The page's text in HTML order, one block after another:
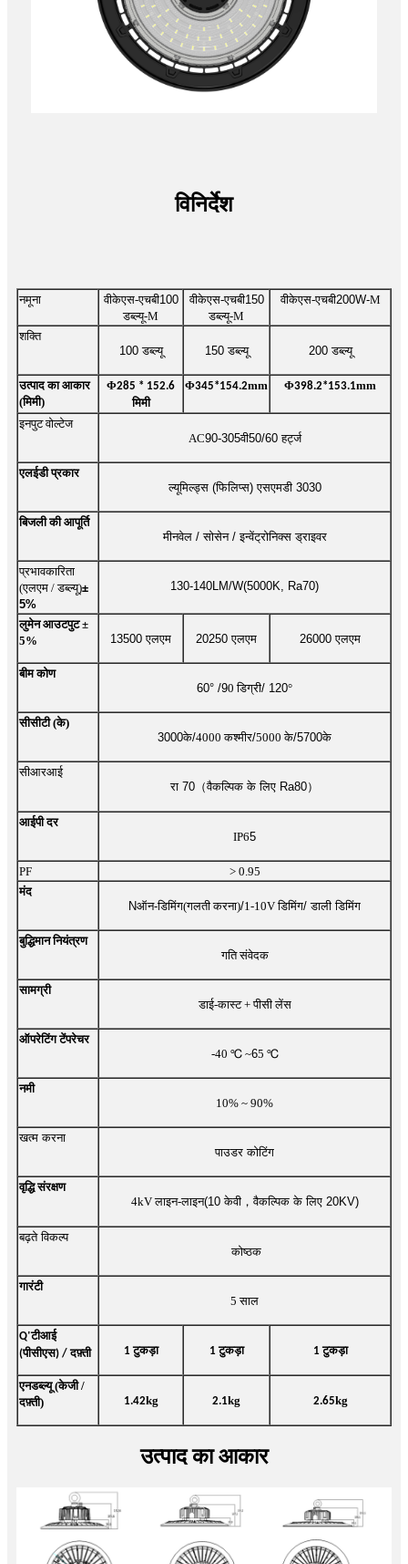
विनिर्देश
नमूना वीकेएस-एचबी100
डब्ल्यू-M
वीकेएस-एचबी150
डब्ल्यू-M
वीकेएस-एचबी200W-M
शक्ति
100 डब्ल्यू
150 डब्ल्यू 200 डब्ल्यू
उत्पाद का आकार
(मिमी)
Φ285 * 152.6
मिमी
Φ345*154.2mm Φ398.2*153.1mm
इनपुट वोल्टेज
AC90-305वी50/60 हर्ट्ज
एलईडी प्रकार
ल्यूमिल्ड्स (फिलिप्स) एसएमडी 3030
बिजली की आपूर्ति
मीनवेल / सोसेन / इन्वेंट्रोनिक्स ड्राइवर
प्रभावकारिता
(एलएम / डब्ल्यू)±
5%
130-140LM/W(5000K, Ra70)
लुमेन आउटपुट ±
5%
13500 एलएम 20250 एलएम 26000 एलएम
बीम कोण
60° /90 डिग्री/ 120°
सीसीटी (के)
3000के/4000 कश्मीर/5000 के/5700के
सीआरआई
रा 70 （वैकल्पिक के लिए Ra80）
आईपी ​​दर
IP65
PF
> 0.95
मंद
Nऑन-डिमिंग(गलती करना)/1-10V डिमिंग/ डाली डिमिंग
बुद्धिमान नियंत्रण
गति संवेदक
सामग्री
डाई-कास्ट + पीसी लेंस
ऑपरेटिंग टेंपरेचर
-40 ℃ ~65 ℃
नमी
10% ~ 90%
खत्म करना
पाउडर कोटिंग
वृद्धि संरक्षण
4kV लाइन-लाइन(10 केवी，वैकल्पिक के लिए 20KV)
बढ़ते विकल्प
कोष्ठक
गारंटी
5 साल
Q'टीआई
(पीसीएस) / दफ़्ती
1 टुकड़ा 1 टुकड़ा 1 टुकड़ा
एनडब्ल्यू (केजी /
दफ़्ती)
1.42kg 2.1kg 2.65kg
उत्पाद का आकार